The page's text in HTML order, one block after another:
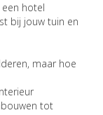
hotel
bij jouw tuin en
maar hoe
tot